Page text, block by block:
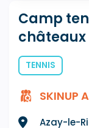
Camp
châteaux
TENNIS
SKINUP
Azay-le-